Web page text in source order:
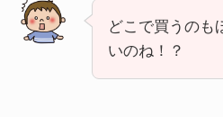
どこで買うのも
いのね！？